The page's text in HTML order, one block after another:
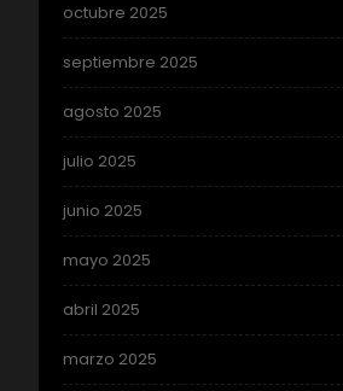
octubre 2025
septiembre 2025
agosto 2025
julio 2025
junio 2025
mayo 2025
abril 2025
marzo 2025